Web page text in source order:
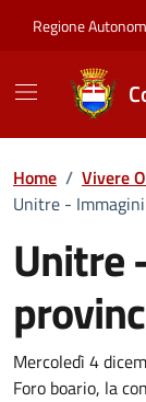
Regione
Home / Vivere
Unitre -
Unitre
Mercoledì 4
Foro boario, la